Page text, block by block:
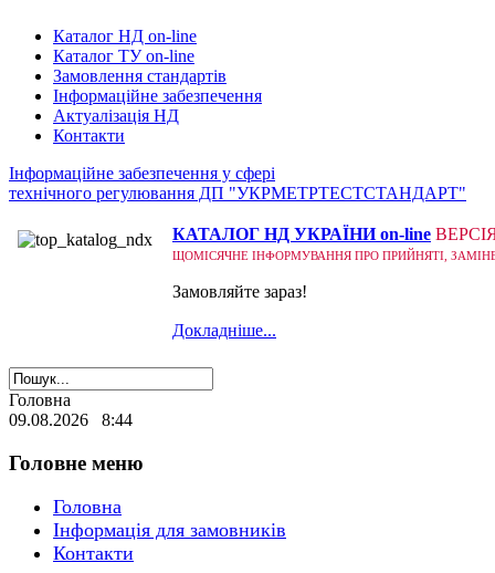
Каталог НД on-line
Каталог ТУ on-line
Замовлення стандартів
Інформаційне забезпечення
Актуалізація НД
Контакти
Інформаційне забезпечення у сфері
технічного регулювання ДП "УКРМЕТРТЕСТСТАНДАРТ"
КАТАЛОГ НД УКРАЇНИ on-line
ЩОМІСЯЧНЕ ІНФОРМУВАННЯ ПРО ПРИЙНЯТІ,
Замовляйте зараз!
Докладніше...
Головна
09.08.2026 8:44
Головне меню
Головна
Інформація для замовників
Контакти